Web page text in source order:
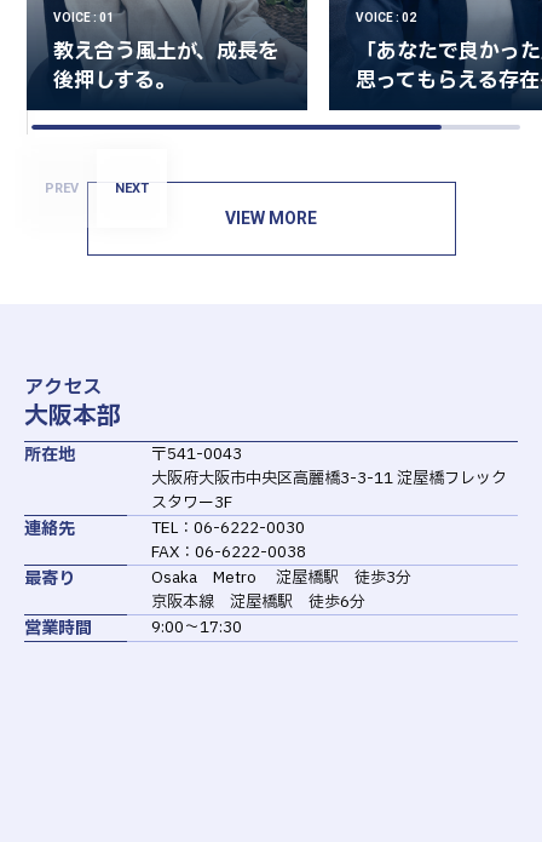
VOICE : 01
教え合う風土が、成長を
後押しする。
VOICE : 02
「あなたで良かっ
思ってもらえる存
PREV NEXT
VIEW MORE
アクセス
大阪本部
所在地
〒541-0043
大阪府大阪市中央区高麗橋3-3-11 淀屋橋フレック
スタワー3F
連絡先
TEL：06-6222-0030
FAX：06-6222-0038
最寄り
Osaka Metro 淀屋橋駅 徒歩3分
京阪本線 淀屋橋駅 徒歩6分
営業時間 9:00～17:30